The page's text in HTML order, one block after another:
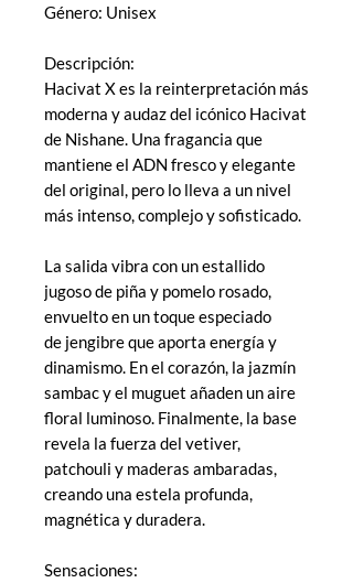
Género: Unisex
Descripción:
Hacivat X es la reinterpretación más
moderna y audaz del icónico Hacivat
de Nishane. Una fragancia que
mantiene el ADN fresco y elegante
del original, pero lo lleva a un nivel
más intenso, complejo y sofisticado.
La salida vibra con un estallido
jugoso de piña y pomelo rosado,
envuelto en un toque especiado
de jengibre que aporta energía y
dinamismo. En el corazón, la jazmín
sambac y el muguet añaden un aire
floral luminoso. Finalmente, la base
revela la fuerza del vetiver,
patchouli y maderas ambaradas,
creando una estela profunda,
magnética y duradera.
Sensaciones: